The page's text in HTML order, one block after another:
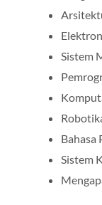
Sistem
Bahasa
Sistem